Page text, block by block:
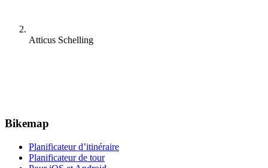
Atticus Schelling
Bikemap
Planificateur d’itinéraire
Planificateur de tour